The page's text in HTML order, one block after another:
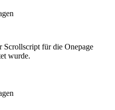
Scrollscript für die Onepage
wurde.